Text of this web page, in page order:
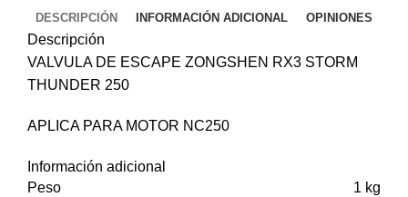
DESCRIPCIÓN INFORMACIÓN ADICIONAL OPINIONES
Descripción
VALVULA DE ESCAPE ZONGSHEN RX3 STORM
THUNDER 250
APLICA PARA MOTOR NC250
Información adicional
Peso
1 kg